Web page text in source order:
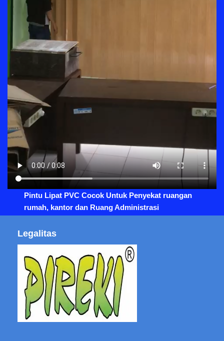
Pintu Lipat PVC Cocok Untuk Penyekat ruangan
rumah, kantor dan Ruang Administrasi
Legalitas